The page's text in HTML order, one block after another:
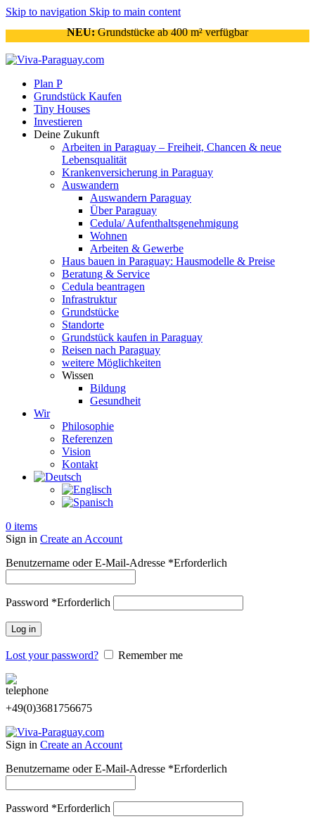
Skip to navigation Skip to main content
NEU:Grundstücke ab 400 m² verfügbar
Plan P
Grundstück Kaufen
Tiny Houses
Investieren
Deine Zukunft
Arbeiten in Paraguay – Freiheit, Chancen & neue
Lebensqualität
Krankenversicherung in Paraguay
Auswandern
Auswandern Paraguay
Über Paraguay
Cedula/ Aufenthaltsgenehmigung
Wohnen
Arbeiten & Gewerbe
Haus bauen in Paraguay: Hausmodelle & Preise
Beratung & Service
Cedula beantragen
Infrastruktur
Grundstücke
Standorte
Grundstück kaufen in Paraguay
Reisen nach Paraguay
weitere Möglichkeiten
Wissen
Bildung
Gesundheit
Wir
Philosophie
Referenzen
Vision
Kontakt
0 items
Sign in Create an Account
Benutzername oder E-Mail-Adresse *Erforderlich
Password *Erforderlich
Log in
Lost your password? Remember me
+49(0)3681756675
Sign in Create an Account
Benutzername oder E-Mail-Adresse *Erforderlich
Password *Erforderlich